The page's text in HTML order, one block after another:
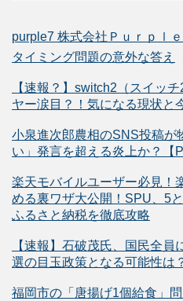
purple7 株式会社Ｐｕｒｐｌ
タイミング問題の意外な答え
【速報？】switch2（スイッ
ヤー涙目？！気になる現状と
小泉進次郎農相のSNS投稿が
い」発言を超える炎上か？【
楽天モバイルユーザー必見！
める裏ワザ大公開！SPU、5
ふるさと納税を徹底攻略
【速報】石破茂氏、国民全
選の目玉政策となる可能性は
福岡市の「唐揚げ1個給食」